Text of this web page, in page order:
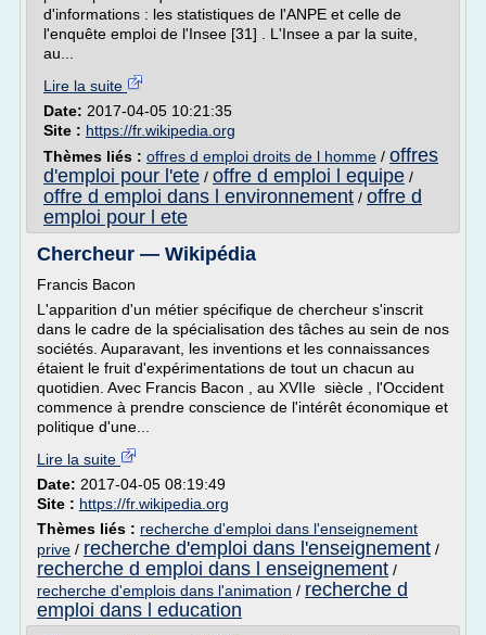
d'informations : les statistiques de l'ANPE et celle de
l'enquête emploi de l'Insee [31] . L'Insee a par la suite,
au...
Lire la suite
Date: 2017-04-05 10:21:35
Site : https://fr.wikipedia.org
Thèmes liés : offres d emploi droits de l homme / offres
d'emploi pour l'ete / offre d emploi l equipe /
offre d emploi dans l environnement / offre d
emploi pour l ete
Chercheur — Wikipédia
Francis Bacon
L'apparition d'un métier spécifique de chercheur s'inscrit
dans le cadre de la spécialisation des tâches au sein de nos
sociétés. Auparavant, les inventions et les connaissances
étaient le fruit d'expérimentations de tout un chacun au
quotidien. Avec Francis Bacon , au XVIIe siècle , l'Occident
commence à prendre conscience de l'intérêt économique et
politique d'une...
Lire la suite
Date: 2017-04-05 08:19:49
Site : https://fr.wikipedia.org
Thèmes liés : recherche d'emploi dans l'enseignement
prive / recherche d'emploi dans l'enseignement /
recherche d emploi dans l enseignement /
recherche d'emplois dans l'animation / recherche d
emploi dans l education